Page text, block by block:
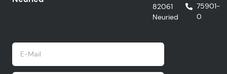
82061
Neuried
75901-
0